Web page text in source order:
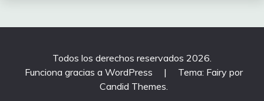
Todos los derechos reservados 2026.
Funciona gracias a WordPress
|
Tema: Fairy por
Candid Themes